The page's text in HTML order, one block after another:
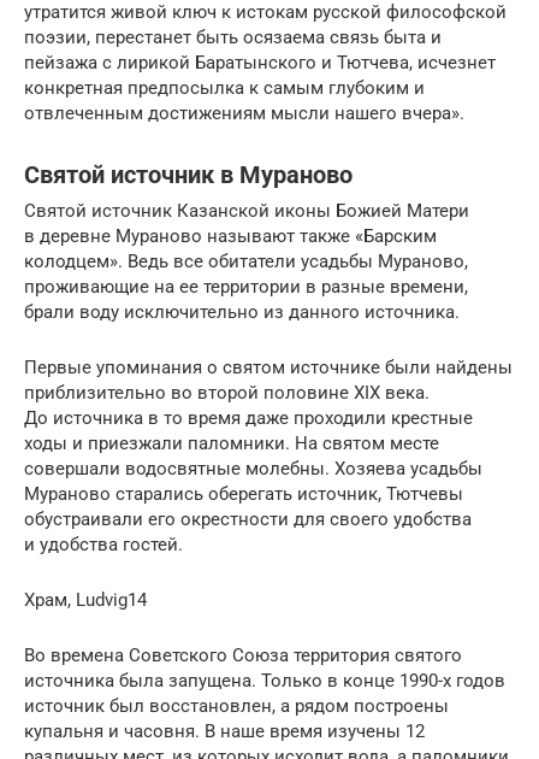
утратится живой ключ к истокам русской философской
поэзии, перестанет быть осязаема связь быта и
пейзажа с лирикой Баратынского и Тютчева, исчезнет
конкретная предпосылка к самым глубоким и
отвлеченным достижениям мысли нашего вчера».
Святой источник в Мураново
Святой источник Казанской иконы Божией Матери
в деревне Мураново называют также «Барским
колодцем». Ведь все обитатели усадьбы Мураново,
проживающие на ее территории в разные времени,
брали воду исключительно из данного источника.
Первые упоминания о святом источнике были найдены
приблизительно во второй половине XIX века.
До источника в то время даже проходили крестные
ходы и приезжали паломники. На святом месте
совершали водосвятные молебны. Хозяева усадьбы
Мураново старались оберегать источник, Тютчевы
обустраивали его окрестности для своего удобства
и удобства гостей.
Храм, Ludvig14
Во времена Советского Союза территория святого
источника была запущена. Только в конце 1990-х годов
источник был восстановлен, а рядом построены
купальня и часовня. В наше время изучены 12